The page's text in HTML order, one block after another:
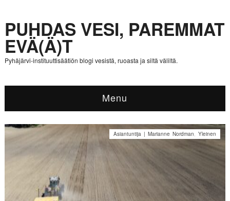
PUHDAS VESI, PAREMMAT
EVÄ(Ä)T
Pyhäjärvi-instituuttisäätiön blogi vesistä, ruoasta ja siltä väliltä.
Menu
Asiantuntija | Marianne Nordman,Yleinen